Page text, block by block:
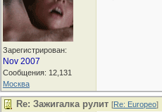
Зарегистрирован:
Nov 2007
Сообщения: 12,131
Москва
Re: Зажигалка рулит [Re: Europeo]